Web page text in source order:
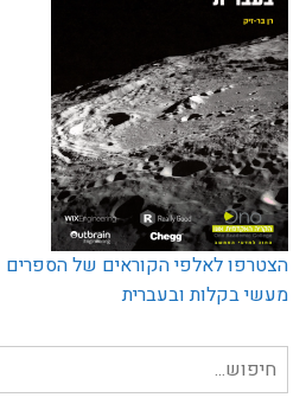
הצטרפו לאלפי הקוראים של
מעשי בקלות ובעברית
חיפוש
עבור: